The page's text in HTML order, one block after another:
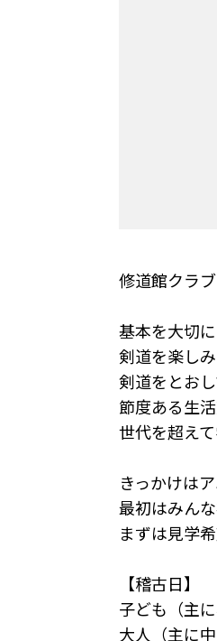
修道館クラ
基本を大切
剣道を楽し
剣道をとお
節度ある生
世代を超え
きっかけは
最初はみん
まずは見学
【稽古日】
子ども（主
大人（主に